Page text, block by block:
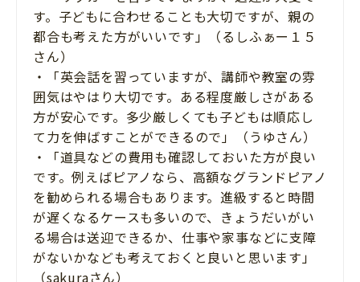
す。子どもに合わせることも大切ですが、親の
都合も考えた方がいいです」（るしふぁー１５
さん）
・「英会話を習っていますが、講師や教室の雰
囲気はやはり大切です。ある程度厳しさがある
方が安心です。多少厳しくても子どもは順応し
て力を伸ばすことができるので」（うゆさん）
・「道具などの費用も確認しておいた方が良い
です。例えばピアノなら、高額なグランドピアノ
を勧められる場合もあります。進級すると時間
が遅くなるケースも多いので、きょうだいがい
る場合は送迎できるか、仕事や家事などに支障
がないかなども考えておくと良いと思います」
（sakuraさん）